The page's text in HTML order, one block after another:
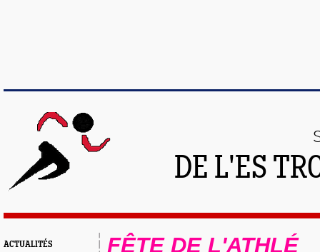
DE L'ES
ACTUALITÉS
FÊTE DE L'ATHLÉ